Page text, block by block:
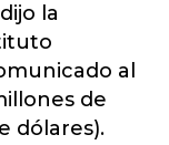
la
al
de
dólares).